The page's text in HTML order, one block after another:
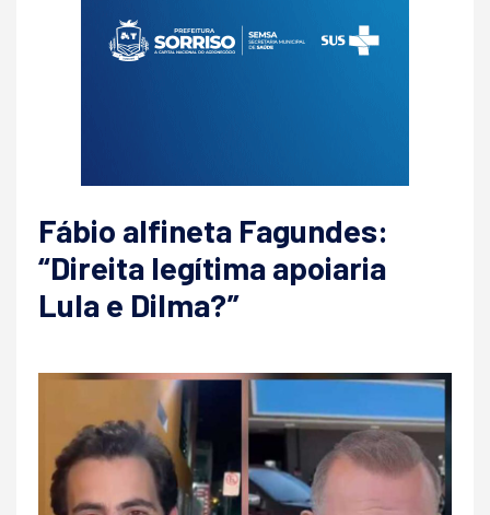
Fábio alfineta Fagundes:
“Direita legítima apoiaria
Lula e Dilma?”